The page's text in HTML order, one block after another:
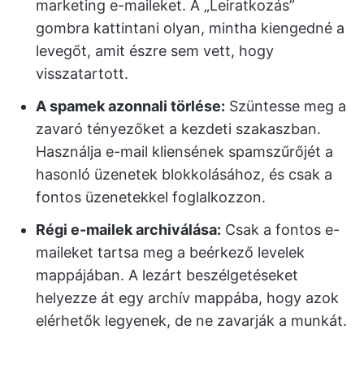
marketing e-maileket. A „Leiratkozás”
gombra kattintani olyan, mintha kiengedné a
levegőt, amit észre sem vett, hogy
visszatartott.
A spamek azonnali törlése: Szüntesse meg a
zavaró tényezőket a kezdeti szakaszban.
Használja e-mail kliensének spamszűrőjét a
hasonló üzenetek blokkolásához, és csak a
fontos üzenetekkel foglalkozzon.
Régi e-mailek archiválása: Csak a fontos e-
maileket tartsa meg a beérkező levelek
mappájában. A lezárt beszélgetéseket
helyezze át egy archív mappába, hogy azok
elérhetők legyenek, de ne zavarják a munkát.